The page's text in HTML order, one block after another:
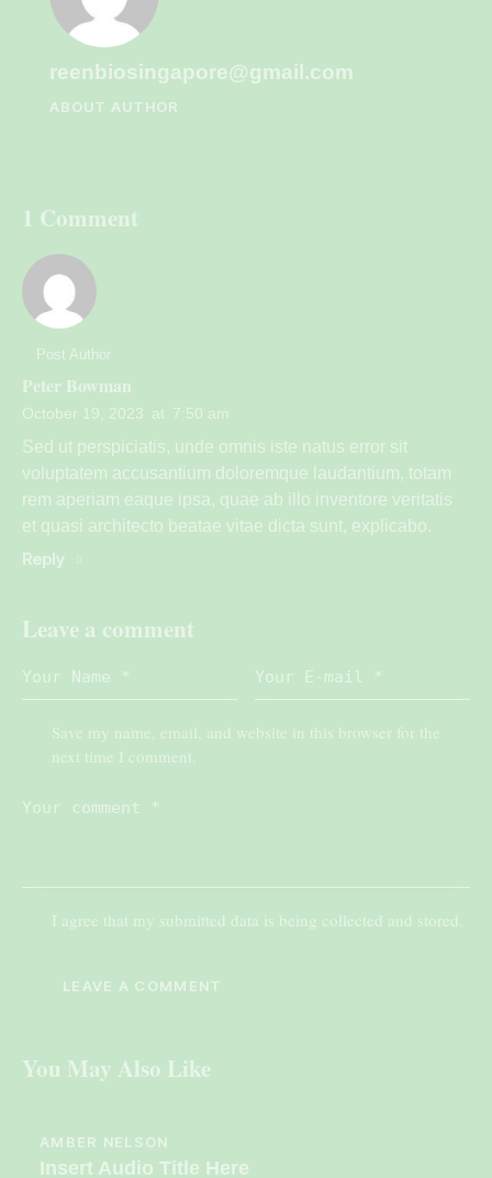
reenbiosingapore@gmail.com
ABOUT AUTHOR
1 Comment
Post Author
Peter Bowman
October 19, 2023 at 7:50 am
Sed ut perspiciatis, unde omnis iste natus error sit
voluptatem accusantium doloremque laudantium, totam
rem aperiam eaque ipsa, quae ab illo inventore veritatis
et quasi architecto beatae vitae dicta sunt, explicabo.
Reply
Leave a comment
Save my name, email, and website in this browser for the
next time I comment.
I agree that my submitted data is being collected and stored.
You May Also Like
AMBER NELSON
Insert Audio Title Here